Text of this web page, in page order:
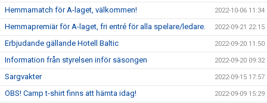
Hemmamatch för A-laget, välkommen! 2022-10-06 11:34
Hemmapremiär för A-laget, fri entré för alla spelare/ledare. 2022-09-21 22:15
Erbjudande gällande Hotell Baltic 2022-09-20 11:50
Information från styrelsen inför säsongen 2022-09-20 09:32
Sargvakter 2022-09-15 17:57
OBS! Camp t-shirt finns att hämta idag! 2022-09-09 15:29